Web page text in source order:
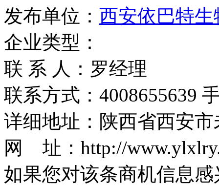
发布单位： 西安依巴特
企业类型：
联 系 人：罗经理
联系方式：4008655639
详细地址：陕西省西安
网 址：http://
如果您对该条商机信息